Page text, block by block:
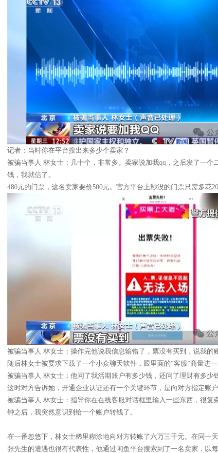
记者：当时你在平台搜出来多少个卖家？
被骗当事人 林女士：几十个，非常多。卖家说加我qq，之后发了一
钱，我就信了。
480元的门票，这名卖家要价500元。官方平台上秒没的门票只需多
被骗当事人 林女士：操作完他说我信息输错了，票没有买到，说我
随后林女士被要求下载了一个小众聊天软件，跟里面的“客服”商量进
被骗当事人 林女士：他问了我活期账户有多少钱，还问了理财有多
这时对方告诉她，开通企业认证还有一个关键环节，是向对方指定账
被骗当事人 林女士：指导你在在线客服对话框里输入一些东西，很
钟之后，我突然意识到给一个账户转钱了。
在一番忽悠下，林女士稀里糊涂地向对方转账了六万三千元。在同一
张先生的遭遇也很有代表性，他通过闲鱼平台搜索到了一名卖家，以